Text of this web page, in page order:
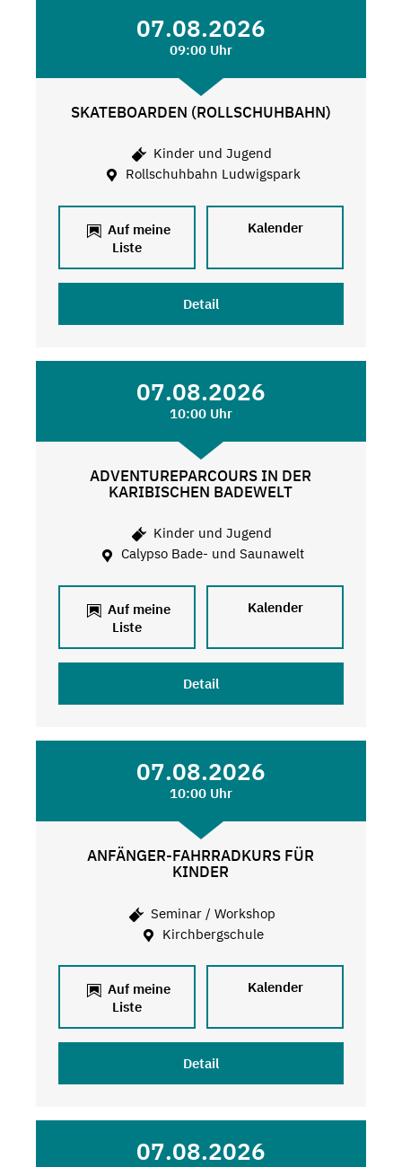
07.08.2026
09:00 Uhr
SKATEBOARDEN (ROLLSCHUHBAHN)
Kinder und Jugend
Rollschuhbahn Ludwigspark
Auf meine
Liste
Kalender
Detail
07.08.2026
10:00 Uhr
ADVENTUREPARCOURS IN DER
KARIBISCHEN BADEWELT
Kinder und Jugend
Calypso Bade- und Saunawelt
Auf meine
Liste
Kalender
Detail
07.08.2026
10:00 Uhr
ANFÄNGER-FAHRRADKURS FÜR
KINDER
Seminar / Workshop
Kirchbergschule
Auf meine
Liste
Kalender
Detail
07.08.2026